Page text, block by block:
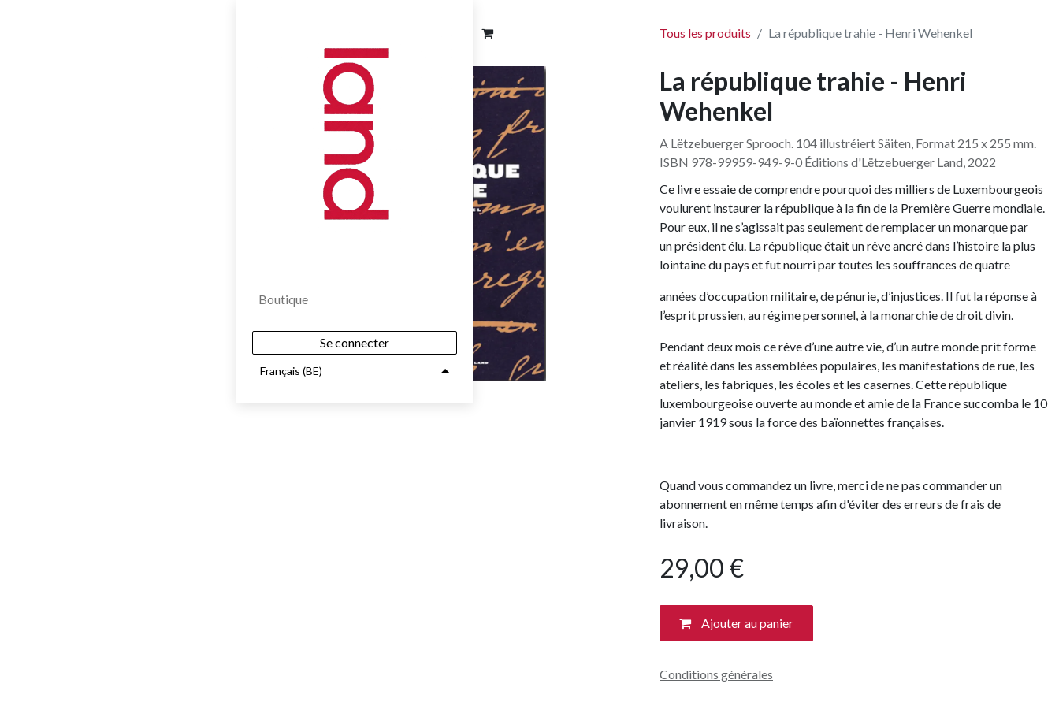
Boutique
Se connecter
Français (BE)
Tous les produits La république trahie - Henri Wehenkel
La république trahie - Henri
Wehenkel
A Lëtzebuerger Sprooch. 104 illustréiert Säiten, Format 215 x 255 mm.
ISBN 978-99959-949-9-0 Éditions d'Lëtzebuerger Land, 2022
Ce livre essaie de comprendre pourquoi des milliers de Luxembourgeois
voulurent instaurer la république à la fin de la Première Guerre mondiale.
Pour eux, il ne s’agissait pas seulement de remplacer un monarque par
un président élu. La république était un rêve ancré dans l’histoire la plus
lointaine du pays et fut nourri par toutes les souffrances de quatre
années d’occupation militaire, de pénurie, d’injustices. Il fut la réponse à
l’esprit prussien, au régime personnel, à la monarchie de droit divin.
Pendant deux mois ce rêve d’une autre vie, d’un autre monde prit forme
et réalité dans les assemblées populaires, les manifestations de rue, les
ateliers, les fabriques, les écoles et les casernes. Cette république
luxembourgeoise ouverte au monde et amie de la France succomba le 10
janvier 1919 sous la force des baïonnettes françaises.
Quand vous commandez un livre, merci de ne pas commander un
abonnement en même temps afin d'éviter des erreurs de frais de
livraison.
29,00 €
Ajouter au panier
Conditions générales